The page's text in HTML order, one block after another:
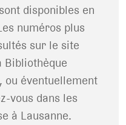
sont disponibles en
numéros plus
sur le site
Bibliothèque
éventuellement
vous dans les
à Lausanne.